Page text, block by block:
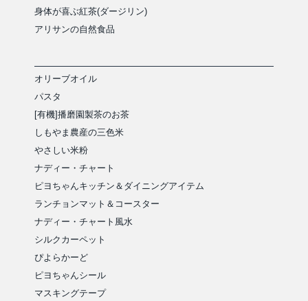
身体が喜ぶ紅茶(ダージリン)
アリサンの自然食品
オリーブオイル
パスタ
[有機]播磨園製茶のお茶
しもやま農産の三色米
やさしい米粉
ナディー・チャート
ピヨちゃんキッチン＆ダイニングアイテム
ランチョンマット＆コースター
ナディー・チャート風水
シルクカーペット
ぴよらかーど
ピヨちゃんシール
マスキングテープ